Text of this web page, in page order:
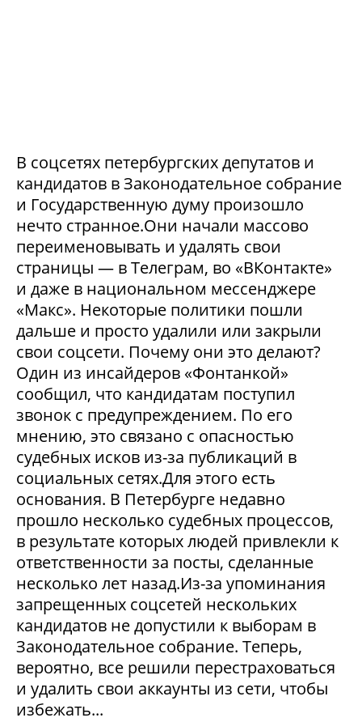
В соцсетях петербургских депутатов и
кандидатов в Законодательное собрание
и Государственную думу произошло
нечто странное.Они начали массово
переименовывать и удалять свои
страницы — в Телеграм, во «ВКонтакте»
и даже в национальном мессенджере
«Макс». Некоторые политики пошли
дальше и просто удалили или закрыли
свои соцсети. Почему они это делают?
Один из инсайдеров «Фонтанкой»
сообщил, что кандидатам поступил
звонок с предупреждением. По его
мнению, это связано с опасностью
судебных исков из-за публикаций в
социальных сетях.Для этого есть
основания. В Петербурге недавно
прошло несколько судебных процессов,
в результате которых людей привлекли к
ответственности за посты, сделанные
несколько лет назад.Из-за упоминания
запрещенных соцсетей нескольких
кандидатов не допустили к выборам в
Законодательное собрание. Теперь,
вероятно, все решили перестраховаться
и удалить свои аккаунты из сети, чтобы
избежать...